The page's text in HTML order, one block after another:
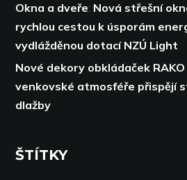
Okna a dveře: Nová střešní
rychlou cestou k úsporám
vydlážděnou dotací NZÚ Light
Nové dekory obkládaček
venkovské atmosféře přispějí
dlažby
ŠTÍTKY